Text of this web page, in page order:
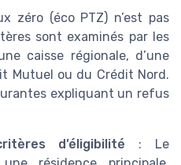
zéro (éco PTZ) n’est pas
sont examinés par les
caisse régionale, d’une
Mutuel ou du Crédit Nord.
expliquant un refus
d’éligibilité : Le